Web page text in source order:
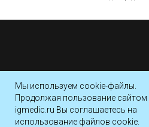
Мы используем cookie-файлы.
Продолжая пользование сайтом
igmedic.ru Вы соглашаетесь на
использование файлов cookie.
Наверх